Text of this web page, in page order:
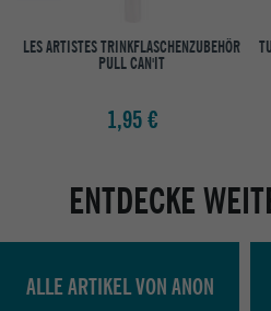
LES ARTISTES TRINKFLASCHENZUBEHÖR
PULL CAN'IT
1,95 €
ENTDECKE
ALLE ARTIKEL VON ANON